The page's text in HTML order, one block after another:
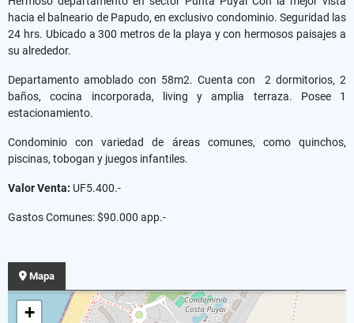
hacia el balneario de Papudo, en exclusivo condominio. Seguridad las
24 hrs. Ubicado a 300 metros de la playa y con hermosos paisajes a
su alrededor.
Departamento amoblado con 58m2. Cuenta con 2 dormitorios, 2
baños, cocina incorporada, living y amplia terraza. Posee 1
estacionamiento.
Condominio con variedad de áreas comunes, como quinchos,
piscinas, tobogan y juegos infantiles.
Valor Venta: UF5.400.-
Gastos Comunes: $90.000 app.-
Mapa
+